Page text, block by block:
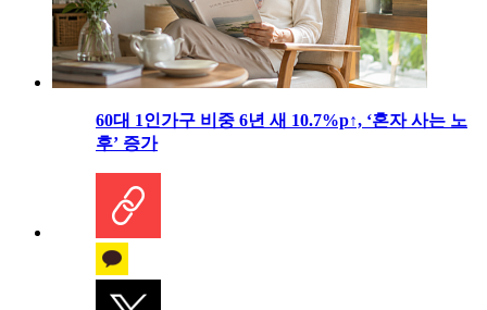
60대 1인가구 비중 6년 새 10.7%p↑, ‘혼자 사는 노
후’ 증가